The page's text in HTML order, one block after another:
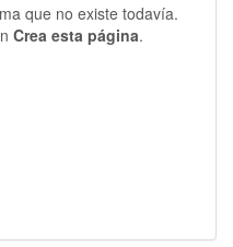
que no existe todavía.
Crea esta página.